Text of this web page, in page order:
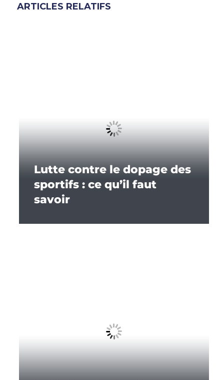
ARTICLES RELATIFS
Lutte contre le dopage des
sportifs : ce qu’il faut
savoir